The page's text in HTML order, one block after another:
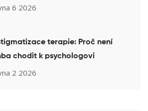
6 2026
terapie: Proč není
chodit k psychologovi
2 2026